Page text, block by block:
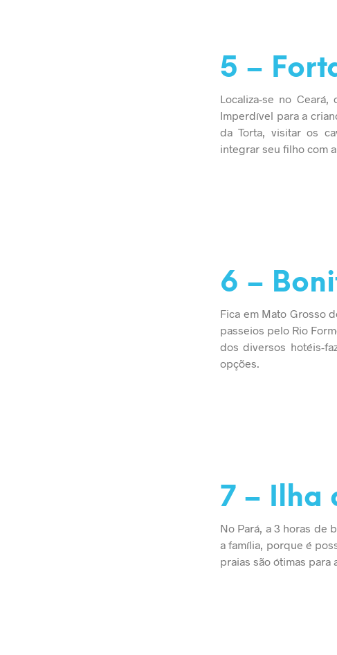
5 –
Localiza-se no
Imperdível para a
da Torta, visitar os
integrar seu filho com
6 –
Fica em Mato Grosso
passeios pelo Rio
dos diversos hotéis-
opções.
7 – Ilha
No Pará, a 3 horas de
a família, porque é
praias são ótimas para